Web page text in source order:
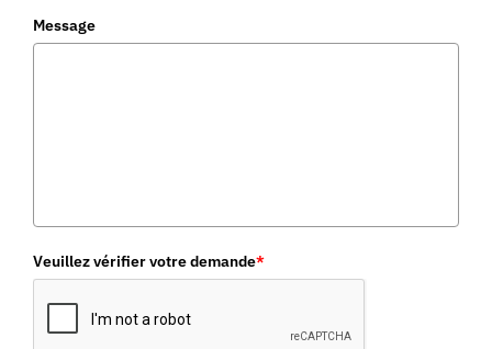
Message
Veuillez vérifier votre demande*